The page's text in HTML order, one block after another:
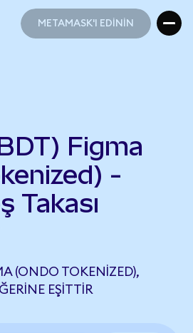
METAMASK'I EDİNİN
Figma
-
Takası
(ONDO TOKENIZED),
EŞITTIR